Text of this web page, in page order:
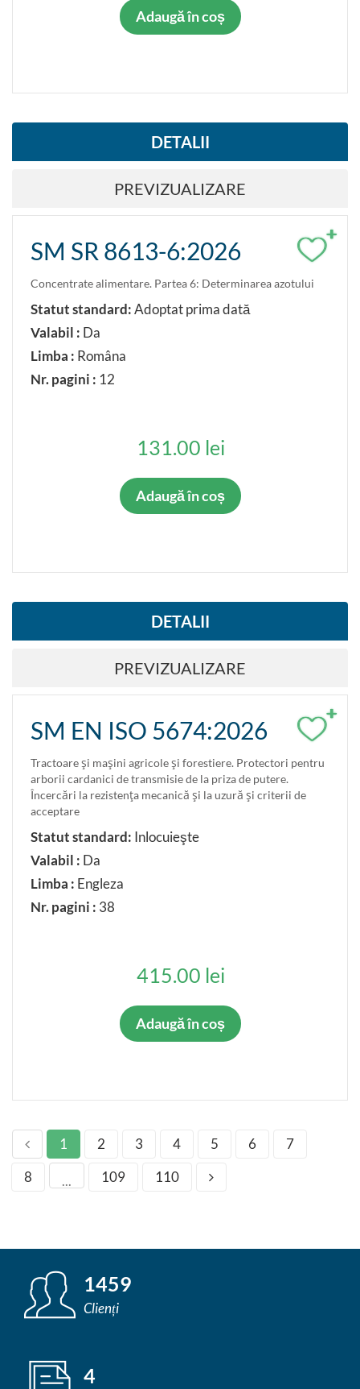
Adaugă în coș
DETALII
PREVIZUALIZARE
+
SM SR 8613-6:2026
Concentrate alimentare. Partea 6: Determinarea azotului
Statut standard:Adoptat prima dată
Valabil : Da
Limba : Româna
Nr. pagini : 12
131.00 lei
Adaugă în coș
DETALII
PREVIZUALIZARE
+
SM EN ISO 5674:2026
Tractoare şi maşini agricole şi forestiere. Protectori pentru
arborii cardanici de transmisie de la priza de putere.
Încercări la rezistenţa mecanică şi la uzură şi criterii de
acceptare
Statut standard: Inlocuieşte
Valabil : Da
Limba : Engleza
Nr. pagini : 38
415.00 lei
Adaugă în coș
1 2 3 4 5 6
7
8
... 109 110
1459
Clienți
4